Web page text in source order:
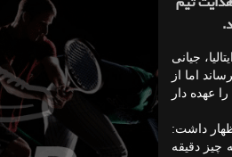
ایتالیا، جیانی
ایتالیایی توانست آلبانی را به یورو 2016 برساند اما از
را عهده دار
داشت:
چیز دقیقه